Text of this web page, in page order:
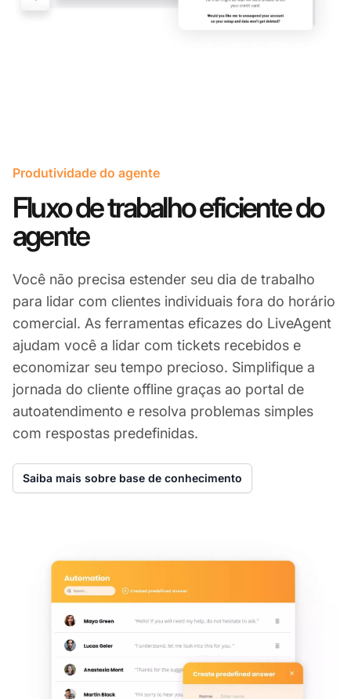
Produtividade do agente
Fluxo de trabalho eficiente do
agente
Você não precisa estender seu dia de trabalho
para lidar com clientes individuais fora do horário
comercial. As ferramentas eficazes do LiveAgent
ajudam você a lidar com tickets recebidos e
economizar seu tempo precioso. Simplifique a
jornada do cliente offline graças ao portal de
autoatendimento e resolva problemas simples
com respostas predefinidas.
Saiba mais sobre base de conhecimento